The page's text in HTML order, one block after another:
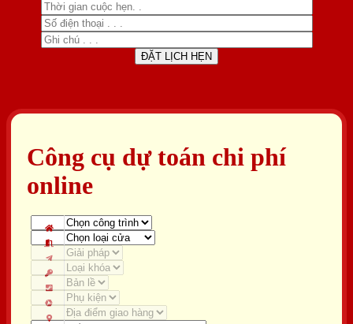
Công cụ dự toán chi phí
online